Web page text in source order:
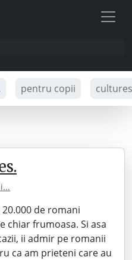
pentru copii
de romani
chiar frumoasa. Si asa
ii admir pe romanii
ca am prieteni care au